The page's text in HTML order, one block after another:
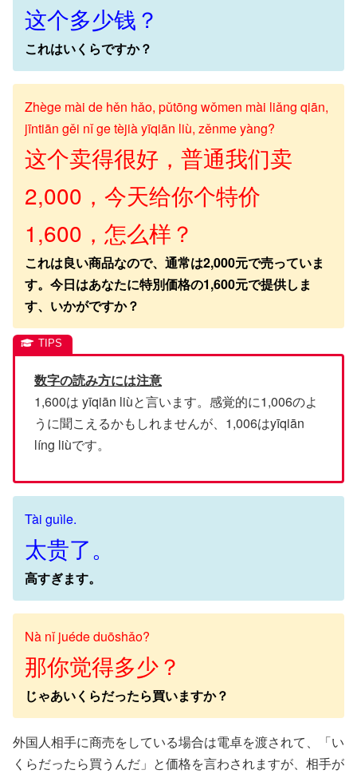
这个多少钱？
これはいくらですか？
Zhège mài de hěn hǎo, pǔtōng wǒmen mài liǎng qiān,
jīntiān gěi nǐ ge tèjià yīqiān liù, zěnme yàng?
这个卖得很好，普通我们卖
2,000，今天给你个特价
1,600，怎么样？
これは良い商品なので、通常は2,000元で売っていま
す。今日はあなたに特別価格の1,600元で提供しま
す、いかがですか？
数字の読み方には注意
1,600は yīqiān liùと言います。感覚的に1,006のよ
うに聞こえるかもしれませんが、1,006はyīqiān
líng liùです。
Tài guìle.
太贵了。
高すぎます。
Nà nǐ juéde duōshǎo?
那你觉得多少？
じゃあいくらだったら買いますか？
外国人相手に商売をしている場合は電卓を渡されて、「い
くらだったら買うんだ」と価格を言わされますが、相手が